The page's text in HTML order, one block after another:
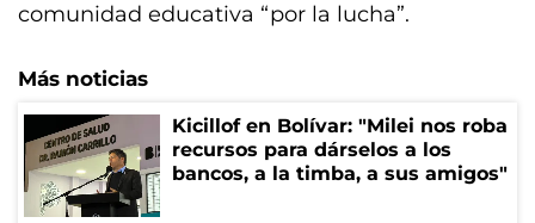
comunidad educativa “por la lucha”.
Más noticias
Kicillof en Bolívar: "Milei nos roba
recursos para dárselos a los
bancos, a la timba, a sus amigos"